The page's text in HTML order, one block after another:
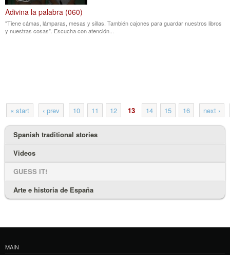
Adivina la palabra (060)
"Tiene cámas, lámparas, mesas y sillas. También cajones para guardar nuestros libros
y nuestras cosas". Escucha con atención...
« start ‹ prev 10 11 12 13 14 15 16 next ›
Spanish traditional stories
Videos
GUESS IT!
Arte e historia de España
MAIN